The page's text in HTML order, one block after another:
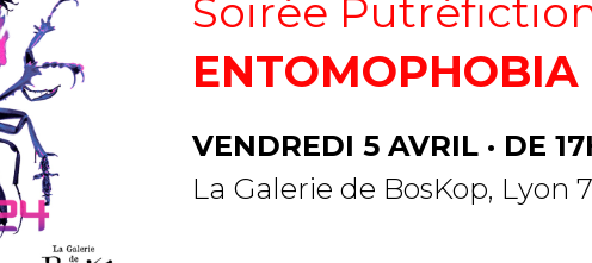
Soirée
ENTOMOPHOBIA
VENDREDI 5 AVRIL · DE
La Galerie de BosKop, Lyon